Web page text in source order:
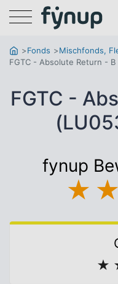
Menu
Fonds Mischfonds,
FGTC - Absolute Return - B
FGTC -
fynup
★ ★
★